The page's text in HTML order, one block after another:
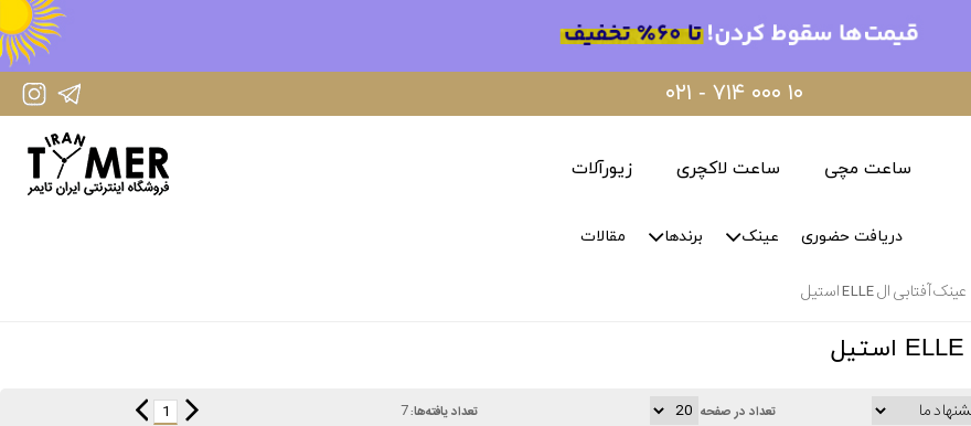
IranTimer Instagram Page ۰۲۱ - ۷۱۴ ۰۰۰ ۱۰
ساعت مچی ساعت لاکچری زیورآلات
دریافت حضوری عینک برندها مقالات
عینک آفتابی ال ELLE استیل
تعداد در صفحه تعداد یافته‌ها:7
1